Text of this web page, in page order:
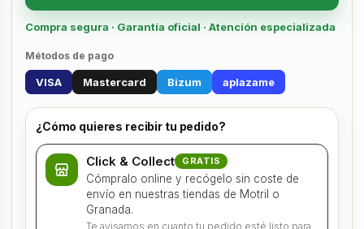
Compra segura · Garantía oficial · Atención especializada
Métodos de pago
VISA Mastercard Bizum aplazame
¿Cómo quieres recibir tu pedido?
Click & Collect GRATIS
Cómpralo online y recógelo sin coste de
envío en nuestras tiendas de Motril o
Granada.
Te avisamos en cuanto tu pedido esté listo para